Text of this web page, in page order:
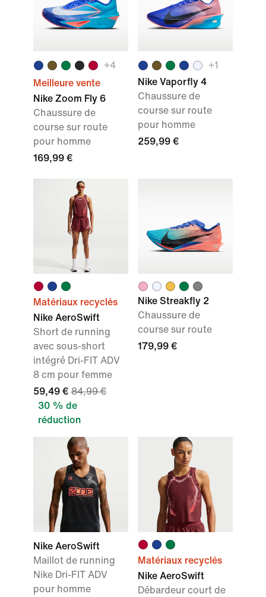
+4
Meilleure vente
Nike Zoom Fly 6
Chaussure de
course sur route
pour homme
169,99 €
+1
Nike Vaporfly 4
Chaussure de
course sur route
pour homme
259,99 €
Matériaux recyclés
Nike AeroSwift
Short de running
avec sous-short
intégré Dri-FIT ADV
8 cm pour femme
59,49 € 84,99 €
30 % de
réduction
Nike Streakfly 2
Chaussure de
course sur route
179,99 €
Nike AeroSwift
Maillot de running
Nike Dri-FIT ADV
pour homme
Matériaux recyclés
Nike AeroSwift
Débardeur court de